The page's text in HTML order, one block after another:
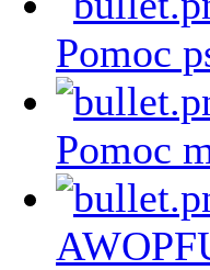
Pomoc
Pomoc